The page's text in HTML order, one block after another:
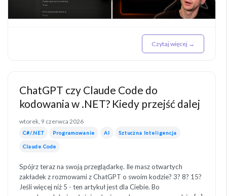
Czytaj więcej →
ChatGPT czy Claude Code do
kodowania w .NET? Kiedy przejść dalej
wtorek, 9 czerwca 2026
C#/.NET Programowanie AI Sztuczna Inteligencja
Claude Code
Spójrz teraz na swoją przeglądarkę. Ile masz otwartych
zakładek z rozmowami z ChatGPT o swoim kodzie? 3? 8? 15?
Jeśli więcej niż 5 - ten artykuł jest dla Ciebie. Bo